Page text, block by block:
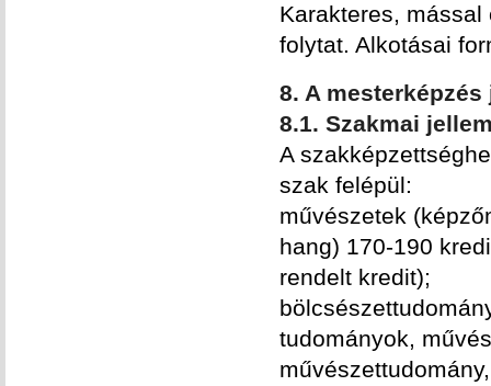
Karakteres,
folytat. Alkotásai
8. A
8.1. Szakmai
A
szak felépül:
művészetek
hang) 170-190
rendelt kredit);
tudományok,